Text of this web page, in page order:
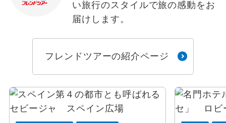
い旅行のスタイルで旅の感動をお
届けします。
フレンドツアーの紹介ページ